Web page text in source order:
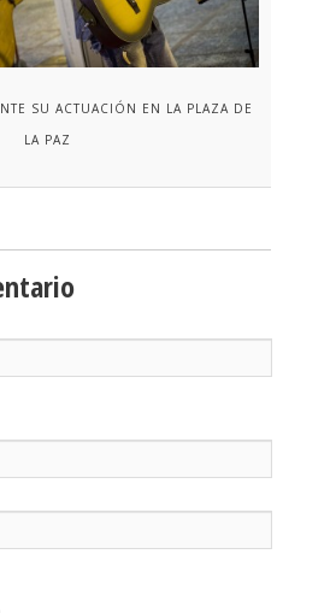
SU ACTUACIÓN EN LA PLAZA DE
LA PAZ